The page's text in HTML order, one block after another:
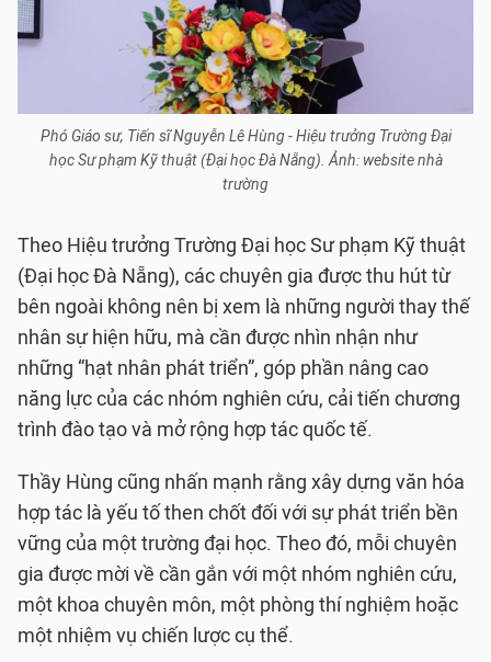
Phó Giáo sư, Tiến sĩ Nguyễn Lê Hùng - Hiệu trưởng Trường Đại
học Sư phạm Kỹ thuật (Đại học Đà Nẵng). Ảnh: website nhà
trường
Theo Hiệu trưởng Trường Đại học Sư phạm Kỹ thuật
(Đại học Đà Nẵng), các chuyên gia được thu hút từ
bên ngoài không nên bị xem là những người thay thế
nhân sự hiện hữu, mà cần được nhìn nhận như
những “hạt nhân phát triển”, góp phần nâng cao
năng lực của các nhóm nghiên cứu, cải tiến chương
trình đào tạo và mở rộng hợp tác quốc tế.
Thầy Hùng cũng nhấn mạnh rằng xây dựng văn hóa
hợp tác là yếu tố then chốt đối với sự phát triển bền
vững của một trường đại học. Theo đó, mỗi chuyên
gia được mời về cần gắn với một nhóm nghiên cứu,
một khoa chuyên môn, một phòng thí nghiệm hoặc
một nhiệm vụ chiến lược cụ thể.